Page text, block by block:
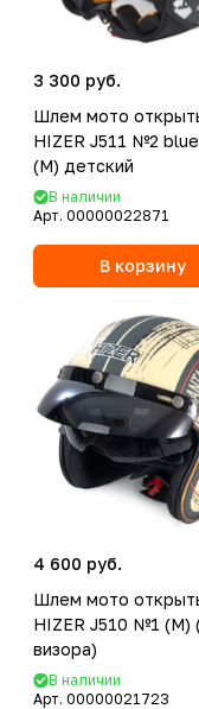
3 300 руб.
Шлем мото
HIZER J511 №2
(M) детский
В наличии
Арт. 00000022871
В корзину
4 600 руб.
Шлем мото
HIZER J510 №1 (M)
визора)
В наличии
Арт. 00000021723